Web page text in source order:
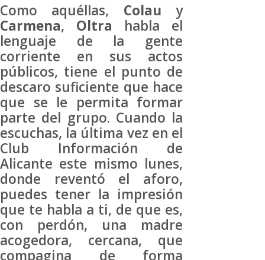
Como aquéllas, Colau y
Carmena, Oltra habla el
lenguaje de la gente
corriente en sus actos
públicos, tiene el punto de
descaro suficiente que hace
que se le permita formar
parte del grupo. Cuando la
escuchas, la última vez en el
Club Información de
Alicante este mismo lunes,
donde reventó el aforo,
puedes tener la impresión
que te habla a ti, de que es,
con perdón, una madre
acogedora, cercana, que
compagina de forma